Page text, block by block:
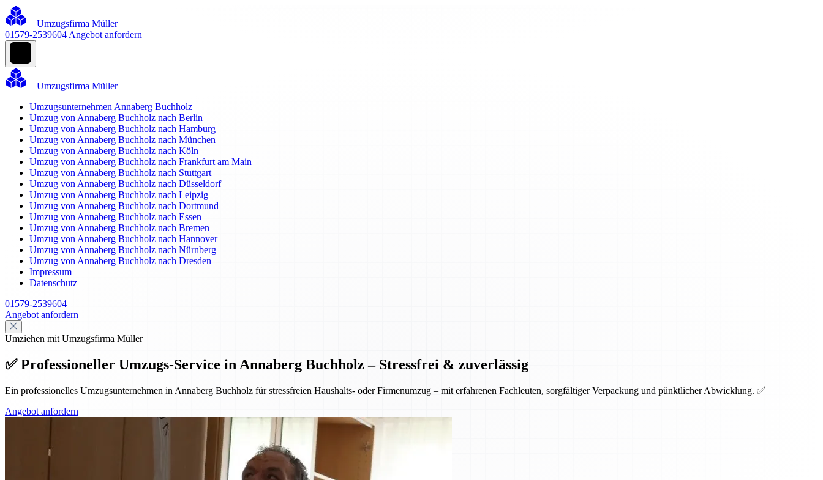
Umzugsfirma Müller
01579-2539604 Angebot anfordern
Umzugsfirma Müller
Umzugsunternehmen Annaberg Buchholz
Umzug von Annaberg Buchholz nach Berlin
Umzug von Annaberg Buchholz nach Hamburg
Umzug von Annaberg Buchholz nach München
Umzug von Annaberg Buchholz nach Köln
Umzug von Annaberg Buchholz nach Frankfurt am Main
Umzug von Annaberg Buchholz nach Stuttgart
Umzug von Annaberg Buchholz nach Düsseldorf
Umzug von Annaberg Buchholz nach Leipzig
Umzug von Annaberg Buchholz nach Dortmund
Umzug von Annaberg Buchholz nach Essen
Umzug von Annaberg Buchholz nach Bremen
Umzug von Annaberg Buchholz nach Hannover
Umzug von Annaberg Buchholz nach Nürnberg
Umzug von Annaberg Buchholz nach Dresden
Impressum
Datenschutz
01579-2539604
Angebot anfordern
Umziehen mit Umzugsfirma Müller
✅ Professioneller Umzugs-Service in Annaberg Buchholz – Stressfrei & zuverlässig
Ein professionelles Umzugsunternehmen in Annaberg Buchholz für stressfreien Haushalts- oder Firmenumzug – mit erfahrenen Fachleuten, sorgfältiger Verpackung und pünktlicher Abwicklung. ✅
Angebot anfordern